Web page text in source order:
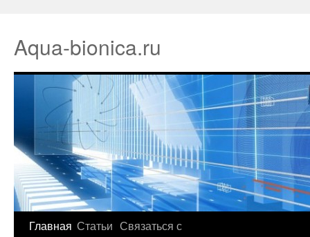
Aqua-bionica.ru
Главная Статьи Связаться с